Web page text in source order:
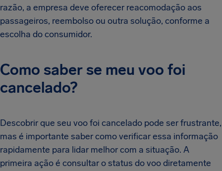
razão, a empresa deve oferecer reacomodação aos
passageiros, reembolso ou outra solução, conforme a
escolha do consumidor.
Como saber se meu voo foi
cancelado?
Descobrir que seu voo foi cancelado pode ser frustrante,
mas é importante saber como verificar essa informação
rapidamente para lidar melhor com a situação. A
primeira ação é consultar o status do voo diretamente